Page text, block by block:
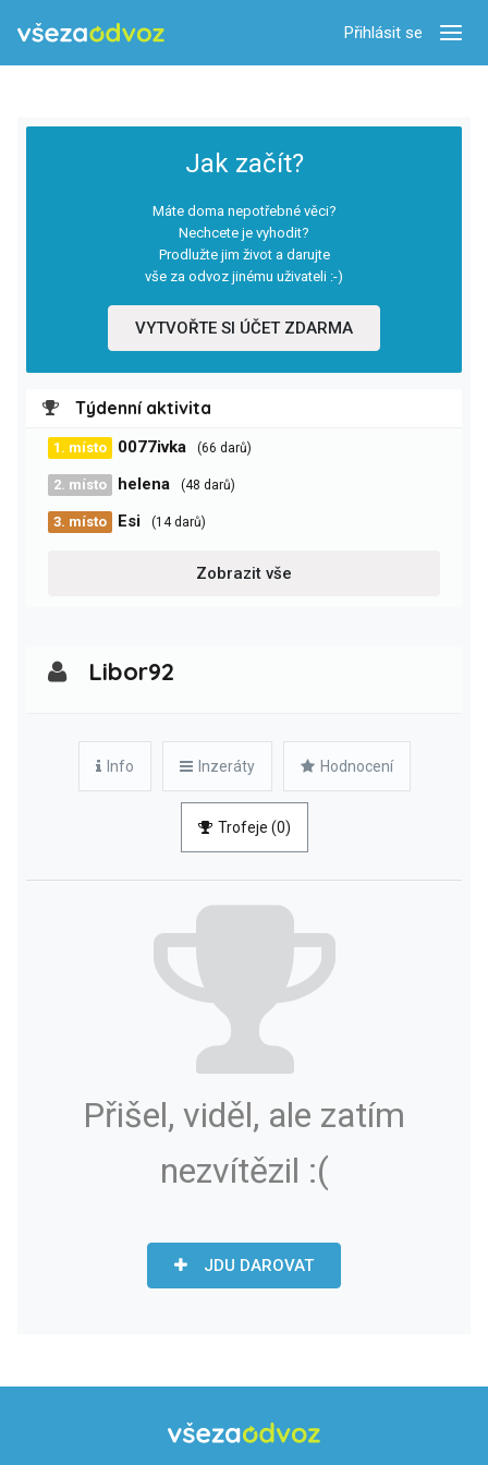
Přihlásit se
Jak začít?
Máte doma nepotřebné věci?
Nechcete je vyhodit?
Prodlužte jim život a darujte
vše za odvoz jinému uživateli :-)
VYTVOŘTE SI ÚČET ZDARMA
Týdenní aktivita
1. místo 0077ivka (66 darů)
2. místo helena (48 darů)
3. místo Esi (14 darů)
Zobrazit vše
Libor92
Info Inzeráty Hodnocení
Trofeje (0)
Přišel, viděl, ale zatím
nezvítězil :(
JDU DAROVAT